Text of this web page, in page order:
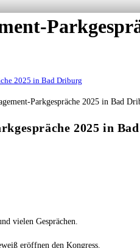
2025 in Bad Driburg
2025 in
vielen Gesprächen.
eröffnen den Kongress.